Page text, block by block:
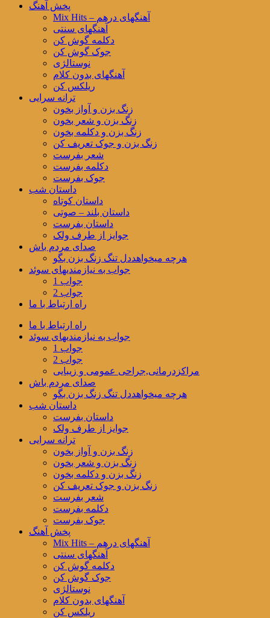
پخش آهنگ
Mix Hits – آهنگهای درهم
آهنگهای سنتی
دکلمه گوش کن
جوک گوش کن
نوستالژی
آهنگهای بدون کلام
ریلکس کن
ترانه سرایی
زنگ بزن و آواز بخون
زنگ بزن و شعر بخون
زنگ بزن و دکلمه بخون
زنگ بزن و جوک تعریف کن
شعر بفرست
دکلمه بفرست
جوک بفرست
داستان شب
داستان کوتاه
داستان بلند – صوتی
داستان بفرست
جوایز از طرف ولک
صدای مردم باش
هرچه میخواهددل تنگ زنگ بزن بگو
جواب به نیازمندیهای سوئد
جواب 1
جواب 2
راه ارتباط با ما
راه ارتباط با ما
جواب به نیازمندیهای سوئد
جواب 1
جواب 2
مراکزدرمانی,جراحی عمومی و زیبایی
صدای مردم باش
هرچه میخواهددل تنگ زنگ بزن بگو
داستان شب
داستان بفرست
جوایز از طرف ولک
ترانه سرایی
زنگ بزن و آواز بخون
زنگ بزن و شعر بخون
زنگ بزن و دکلمه بخون
زنگ بزن و جوک تعریف کن
شعر بفرست
دکلمه بفرست
جوک بفرست
پخش آهنگ
Mix Hits – آهنگهای درهم
آهنگهای سنتی
دکلمه گوش کن
جوک گوش کن
نوستالژی
آهنگهای بدون کلام
ریلکس کن